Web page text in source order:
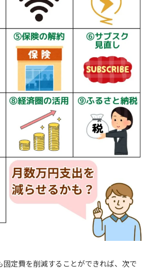
固定費を削減することができれば、次で